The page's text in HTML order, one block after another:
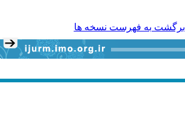
برگشت به فهرست نسخه ها